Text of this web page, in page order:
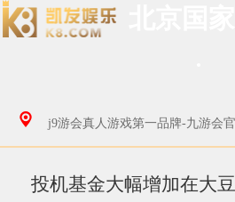
j9游会真人游戏第一品牌-九游会
投机基金大幅增加在大